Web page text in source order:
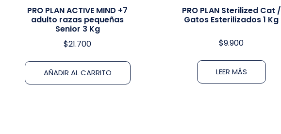
PRO PLAN ACTIVE MIND +7
adulto razas pequeñas
Senior 3 Kg
$21.700
AÑADIR AL CARRITO
PRO PLAN Sterilized Cat /
Gatos Esterilizados 1 Kg
$9.900
LEER MÁS